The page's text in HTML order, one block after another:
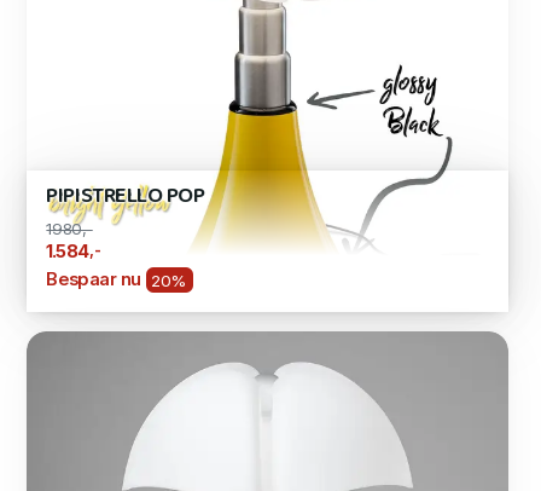
PIPISTRELLO POP
1980,-
1.584,-
Bespaar nu 20%